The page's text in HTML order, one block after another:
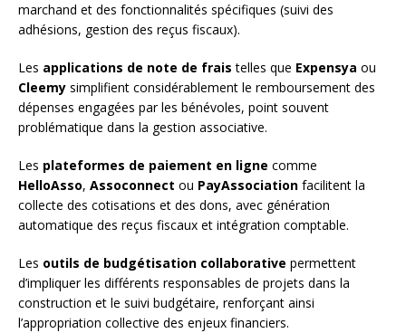
marchand et des fonctionnalités spécifiques (suivi des
adhésions, gestion des reçus fiscaux).
Les applications de note de frais telles que Expensya ou
Cleemy simplifient considérablement le remboursement des
dépenses engagées par les bénévoles, point souvent
problématique dans la gestion associative.
Les plateformes de paiement en ligne comme
HelloAsso, Assoconnect ou PayAssociation facilitent la
collecte des cotisations et des dons, avec génération
automatique des reçus fiscaux et intégration comptable.
Les outils de budgétisation collaborative permettent
d’impliquer les différents responsables de projets dans la
construction et le suivi budgétaire, renforçant ainsi
l’appropriation collective des enjeux financiers.